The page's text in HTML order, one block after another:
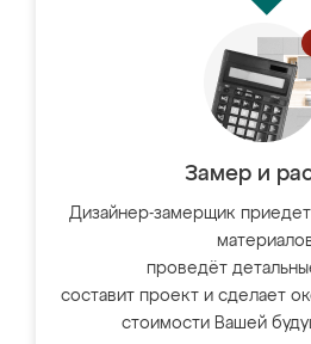
Замер и
Дизайнер-замерщик
проведёт
составит проект и сделает
стоимости Вашей